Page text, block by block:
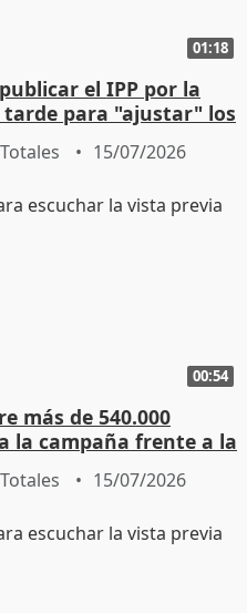
01:18
el IPP por la
para "ajustar" los
15/07/2026
00:54
más de 540.000
la campaña frente a la
15/07/2026